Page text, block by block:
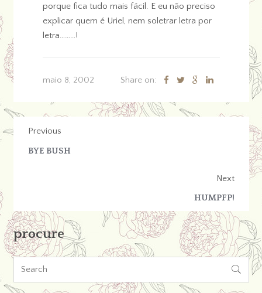
porque fica tudo mais fácil. E eu não preciso
explicar quem é Uriel, nem soletrar letra por
letra………!
maio 8, 2002 Share on:
Previous
BYE BUSH
Next
HUMPFP!
procure
